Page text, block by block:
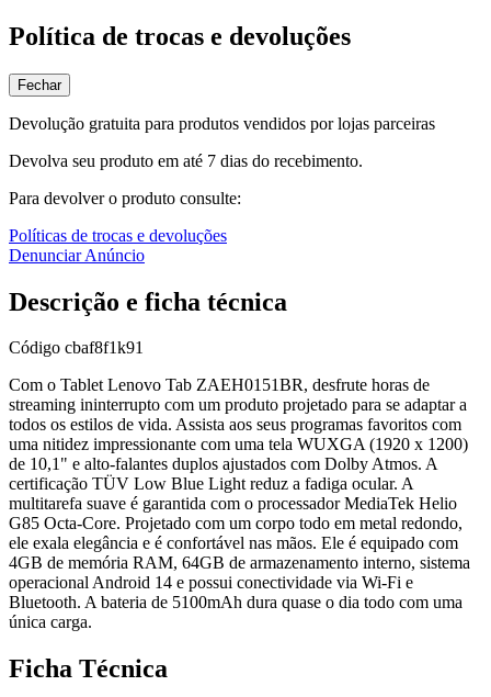
Política de trocas e devoluções
Fechar
Devolução gratuita para produtos vendidos por lojas parceiras
Devolva seu produto em até 7 dias do recebimento.
Para devolver o produto consulte:
Políticas de trocas e devoluções
Denunciar Anúncio
Descrição e ficha técnica
Código cbaf8f1k91
Com o Tablet Lenovo Tab ZAEH0151BR, desfrute horas de
streaming ininterrupto com um produto projetado para se adaptar a
todos os estilos de vida. Assista aos seus programas favoritos com
uma nitidez impressionante com uma tela WUXGA (1920 x 1200)
de 10,1" e alto-falantes duplos ajustados com Dolby Atmos. A
certificação TÜV Low Blue Light reduz a fadiga ocular. A
multitarefa suave é garantida com o processador MediaTek Helio
G85 Octa-Core. Projetado com um corpo todo em metal redondo,
ele exala elegância e é confortável nas mãos. Ele é equipado com
4GB de memória RAM, 64GB de armazenamento interno, sistema
operacional Android 14 e possui conectividade via Wi-Fi e
Bluetooth. A bateria de 5100mAh dura quase o dia todo com uma
única carga.
Ficha Técnica